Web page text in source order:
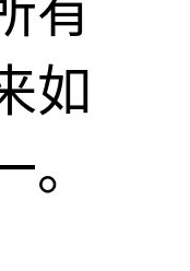
有
如